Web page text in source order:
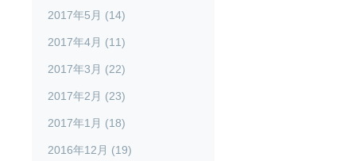
2017年5月 (14)
2017年4月 (11)
2017年3月 (22)
2017年2月 (23)
2017年1月 (18)
2016年12月 (19)